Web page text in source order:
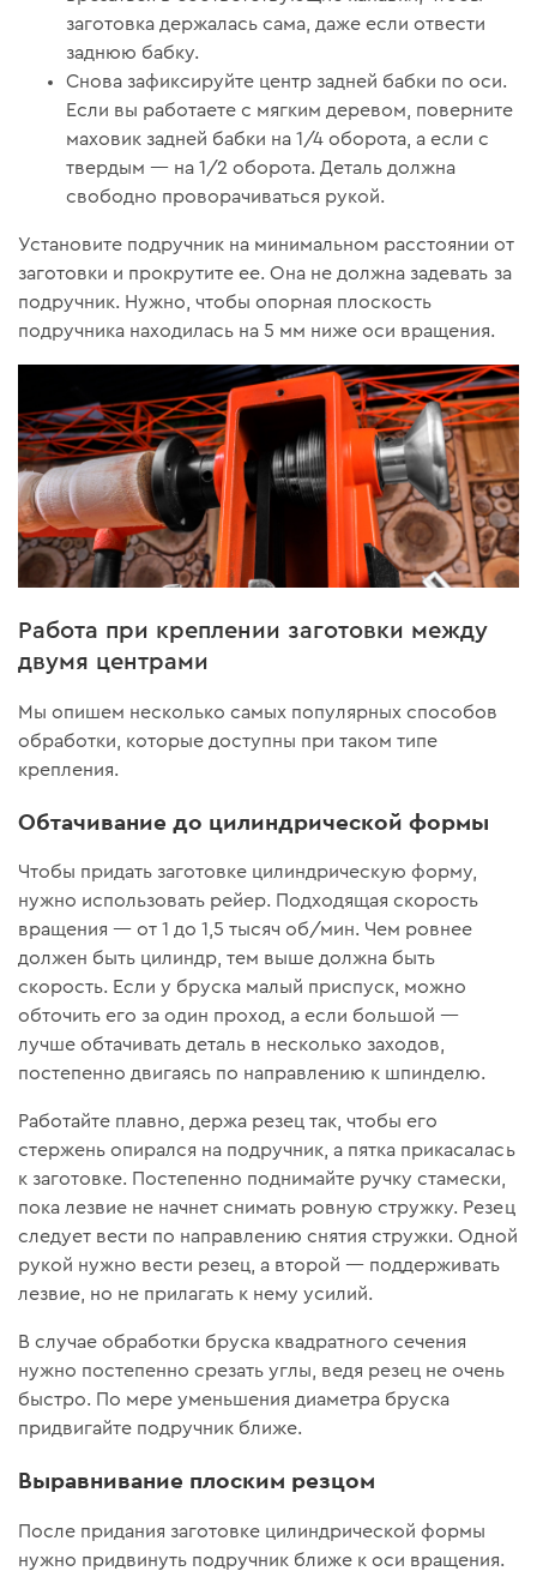
заготовка держалась сама, даже если отвести
заднюю бабку.
Снова зафиксируйте центр задней бабки по оси.
Если вы работаете с мягким деревом, поверните
маховик задней бабки на 1/4 оборота, а если с
твердым — на 1/2 оборота. Деталь должна
свободно проворачиваться рукой.
Установите подручник на минимальном расстоянии от
заготовки и прокрутите ее. Она не должна задевать за
подручник. Нужно, чтобы опорная плоскость
подручника находилась на 5 мм ниже оси вращения.
Работа при креплении заготовки между
двумя центрами
Мы опишем несколько самых популярных способов
обработки, которые доступны при таком типе
крепления.
Обтачивание до цилиндрической формы
Чтобы придать заготовке цилиндрическую форму,
нужно использовать рейер. Подходящая скорость
вращения — от 1 до 1,5 тысяч об/мин. Чем ровнее
должен быть цилиндр, тем выше должна быть
скорость. Если у бруска малый приспуск, можно
обточить его за один проход, а если большой —
лучше обтачивать деталь в несколько заходов,
постепенно двигаясь по направлению к шпинделю.
Работайте плавно, держа резец так, чтобы его
стержень опирался на подручник, а пятка прикасалась
к заготовке. Постепенно поднимайте ручку стамески,
пока лезвие не начнет снимать ровную стружку. Резец
следует вести по направлению снятия стружки. Одной
рукой нужно вести резец, а второй — поддерживать
лезвие, но не прилагать к нему усилий.
В случае обработки бруска квадратного сечения
нужно постепенно срезать углы, ведя резец не очень
быстро. По мере уменьшения диаметра бруска
придвигайте подручник ближе.
Выравнивание плоским резцом
После придания заготовке цилиндрической формы
нужно придвинуть подручник ближе к оси вращения.